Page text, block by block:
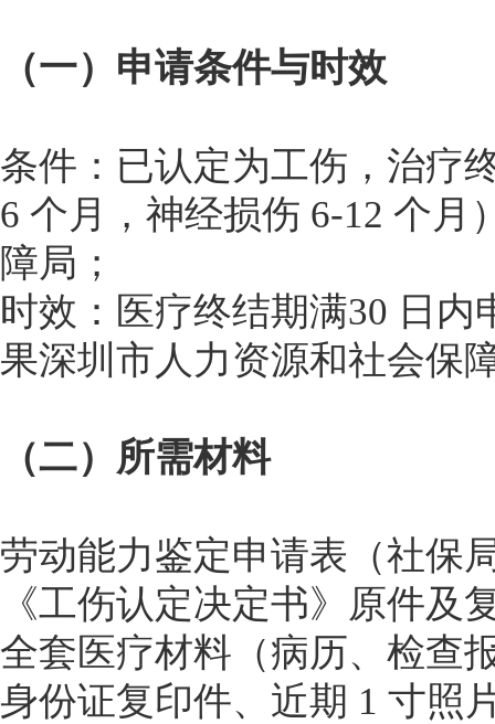
（一）申请条件与时效
条件：已认定为工伤，治疗
6 个月，神经损伤 6-12 个月
障局；
时效：医疗终结期满30 日
果深圳市人力资源和社会保
（二）所需材料
劳动能力鉴定申请表（社保
《工伤认定决定书》原件及
全套医疗材料（病历、检查
身份证复印件、近期 1 寸照